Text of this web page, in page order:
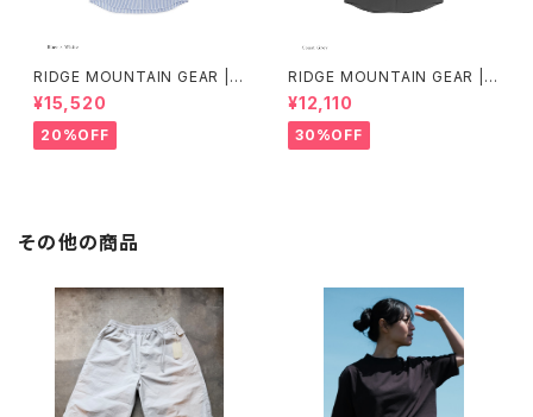
RIDGE MOUNTAIN GEAR | B
asic Long Sleeve Shirt "Str
ipe"
¥15,520
20%OFF
RIDGE MOUNTAIN GEAR | B
asic Long Sleeve Shirt
¥12,110
30%OFF
その他の商品